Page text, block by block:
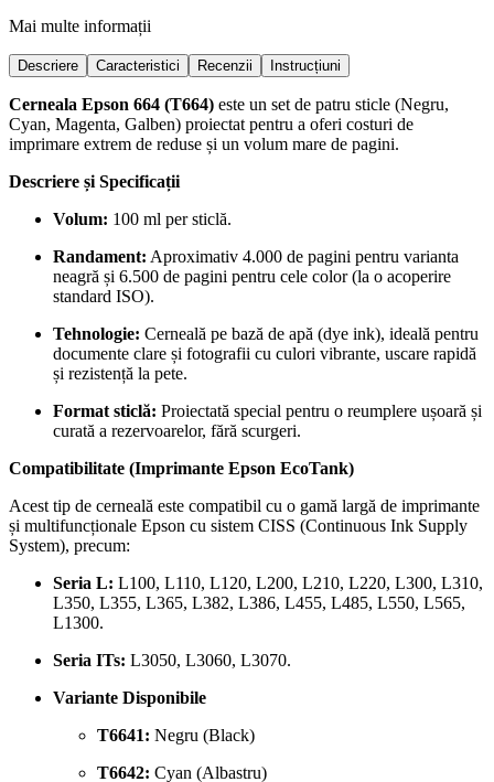
Mai multe informații
Descriere Caracteristici Recenzii Instrucțiuni
Cerneala Epson 664 (T664) este un set de patru sticle (Negru,
Cyan, Magenta, Galben) proiectat pentru a oferi costuri de
imprimare extrem de reduse și un volum mare de pagini.
Descriere și Specificații
Volum: 100 ml per sticlă.
Randament: Aproximativ 4.000 de pagini pentru varianta
neagră și 6.500 de pagini pentru cele color (la o acoperire
standard ISO).
Tehnologie: Cerneală pe bază de apă (dye ink), ideală pentru
documente clare și fotografii cu culori vibrante, uscare rapidă
și rezistență la pete.
Format sticlă: Proiectată special pentru o reumplere ușoară și
curată a rezervoarelor, fără scurgeri.
Compatibilitate (Imprimante Epson EcoTank)
Acest tip de cerneală este compatibil cu o gamă largă de imprimante
și multifuncționale Epson cu sistem CISS (Continuous Ink Supply
System), precum:
Seria L: L100, L110, L120, L200, L210, L220, L300, L310,
L350, L355, L365, L382, L386, L455, L485, L550, L565,
L1300.
Seria ITs: L3050, L3060, L3070.
Variante Disponibile
T6641: Negru (Black)
T6642: Cyan (Albastru)